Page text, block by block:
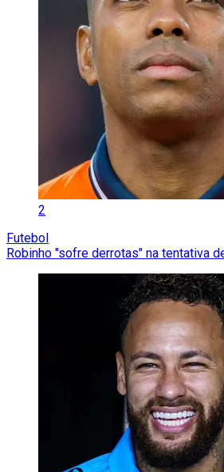
2
Futebol
Robinho "sofre derrotas" na tentativa